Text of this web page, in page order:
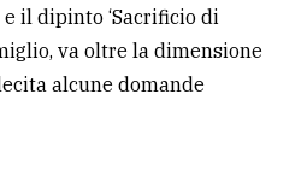
il dipinto ‘Sacrificio di
va oltre la dimensione
alcune domande